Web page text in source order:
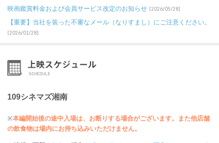
映画鑑賞料金および会員サービス改定のお知らせ [2026/05/28]
【重要】当社を装った不審なメール（なりすまし）にご注意ください。
[2026/01/28]
109シネマズ湘南
※本編開始後の途中入場は、お断りする場合がございます。また他店舗
の飲食物は場内にお持ち込みいただけません。